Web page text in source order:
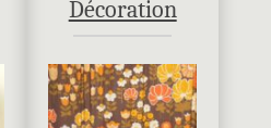
Décoration